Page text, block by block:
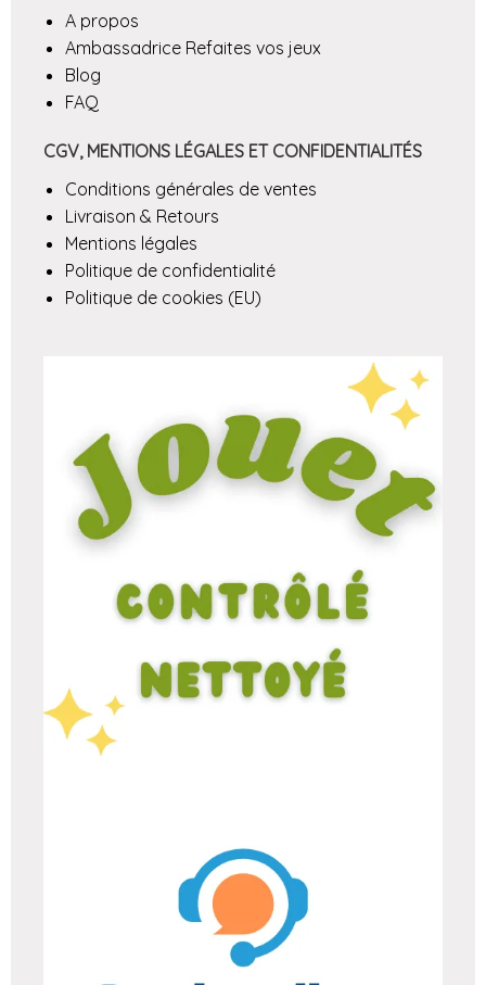
A propos
Ambassadrice Refaites vos jeux
Blog
FAQ
CGV, MENTIONS LÉGALES ET CONFIDENTIALITÉS
Conditions générales de ventes
Livraison & Retours
Mentions légales
Politique de confidentialité
Politique de cookies (EU)